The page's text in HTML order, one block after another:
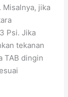
jika
Psi. Jika
tekanan
TAB dingin